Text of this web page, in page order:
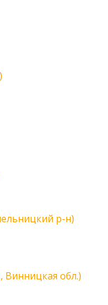
р-н)
Винницкая обл.)